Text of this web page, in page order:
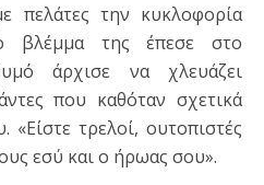
πελάτες την κυκλοφορία
βλέμμα της έπεσε στο
άρχισε να χλευάζει
που καθόταν σχετικά
τρελοί, ουτοπιστές
εσύ και ο ήρωας σου».